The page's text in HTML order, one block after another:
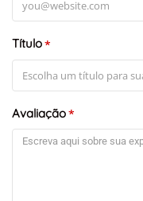
Título*
Avaliação*